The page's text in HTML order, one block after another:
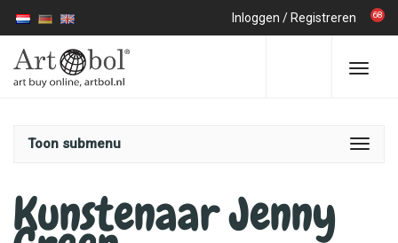
Inloggen / Registreren 68
Toon submenu
Kunstenaar Jenny